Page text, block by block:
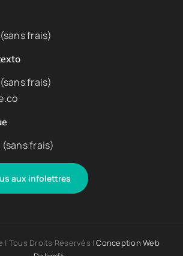
frais)
frais)
(sans frais)
aux infolettres
| Tous Droits Réservés |Conception Web